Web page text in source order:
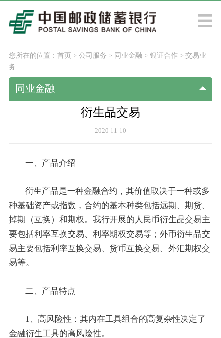
您所在的位置： 首页> 公司服务 > 同业金融 > 银证合作> 交易业
务
同业金融
衍生品交易
2020-11-10
一、产品介绍
衍生产品是一种金融合约，其价值取决于一种或多
种基础资产或指数，合约的基本种类包括远期、期货、
掉期（互换）和期权。我行开展的人民币衍生品交易主
要包括利率互换交易、利率期权交易等；外币衍生品交
易主要包括利率互换交易、货币互换交易、外汇期权交
易等。
二、产品特点
1、高风险性：其内在工具组合的高复杂性决定了
金融衍生工具的高风险性。